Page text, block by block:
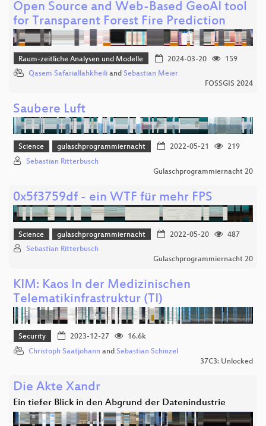
Open Source and Web-Based GeoAI tool
for Transparent Forest Fire Prediction
Raum-zeitliche Analysen und Modelle 2024-03-20
159
Qasem Safariallahkheili and Sebastian Meier
FOSSGIS 2024
Saubere Luft
Science gulaschprogrammiernacht 2022-05-21
219
Sebastian Ritterbusch
Gulaschprogrammiernacht 20
0x5f3759df - ein WTF für mehr FPS
Science gulaschprogrammiernacht 2022-05-20
487
Sebastian Ritterbusch
Gulaschprogrammiernacht 20
KIM: Kaos In der Medizinischen
Telematikinfrastruktur (TI)
Security 2023-12-27
16.6k
Christoph Saatjohann and Sebastian Schinzel
37C3: Unlocked
Die Akte Xandr
Ein tiefer Blick in den Abgrund der Datenindustrie